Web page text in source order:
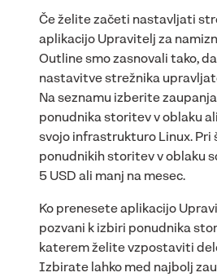
Če želite začeti nastavljati
aplikacijo Upravitelj za
Outline smo zasnovali tako,
nastavitve strežnika
Na seznamu izberite
ponudnika storitev v oblaku
svojo infrastrukturo Linux. Pri
ponudnikih storitev v oblaku
5 USD ali manj na mesec.
Ko prenesete aplikacijo
pozvani k izbiri ponudnika
katerem želite vzpostaviti
Izbirate lahko med najbolj